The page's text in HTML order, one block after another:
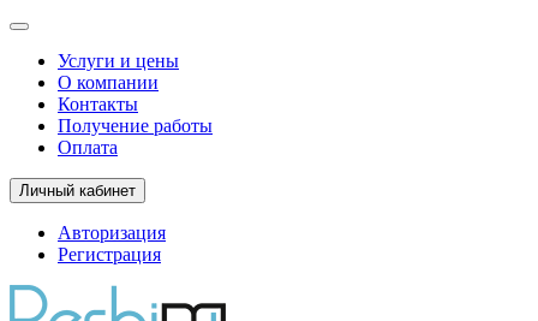
Услуги и цены
О компании
Контакты
Получение работы
Оплата
Личный кабинет
Авторизация
Регистрация